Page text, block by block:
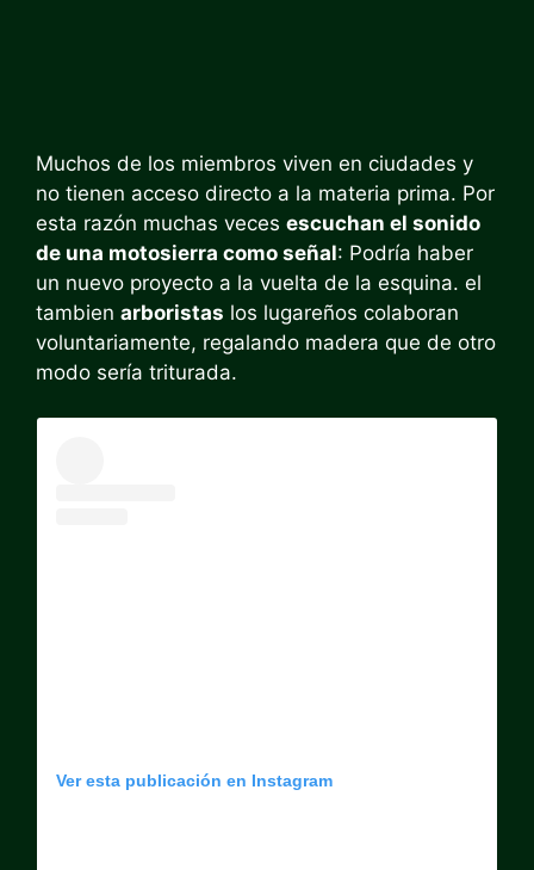
Muchos de los miembros viven en ciudades y
no tienen acceso directo a la materia prima. Por
esta razón muchas veces escuchan el sonido
de una motosierra como señal: Podría haber
un nuevo proyecto a la vuelta de la esquina. el
tambien arboristas los lugareños colaboran
voluntariamente, regalando madera que de otro
modo sería triturada.
Ver esta publicación en Instagram